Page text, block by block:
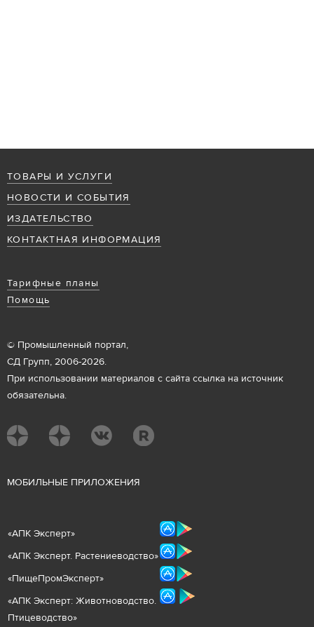
ТОВАРЫ И УСЛУГИ
НОВОСТИ И СОБЫТИЯ
ИЗДАТЕЛЬСТВО
КОНТАКТНАЯ ИНФОРМАЦИЯ
Тарифные планы
Помощь
© Промышленный портал,
СД Групп, 2006-2026.
При использовании материалов с сайта ссылка на источник
обязательна.
МОБИЛЬНЫЕ ПРИЛОЖЕНИЯ
«АПК Эксперт»
«АПК Эксперт. Растениеводство»
«ПищеПромЭксперт»
«АПК Эксперт: Животноводство.
Птицеводство»